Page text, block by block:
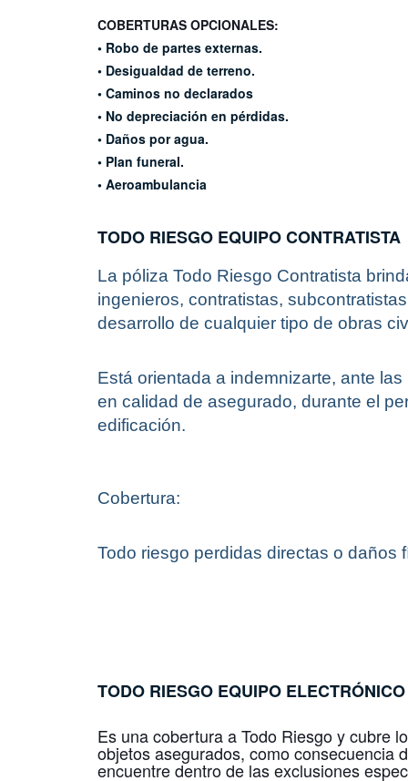
COBERTURAS OPCIONALES:
• Robo de partes externas.
• Desigualdad de terreno.
• Caminos no declarados
• No depreciación en pérdidas.
• Daños por agua.
• Plan funeral.
• Aeroambulancia
TODO RIESGO EQUIPOCONTRATISTA
La póliza Todo Riesgo Contratista
ingenieros, contratistas,
desarrollo de cualquier tipo de obras
Está orientada a indemnizarte, ante
en calidad de asegurado, durante el
edificación.
Cobertura:
Todo riesgo perdidas directas o daños
TODO RIESGO EQUIPO ELECTRÓNICO
Es una cobertura a Todo Riesgo y cubre
objetos asegurados, como consecuencia
encuentre dentro de las exclusiones